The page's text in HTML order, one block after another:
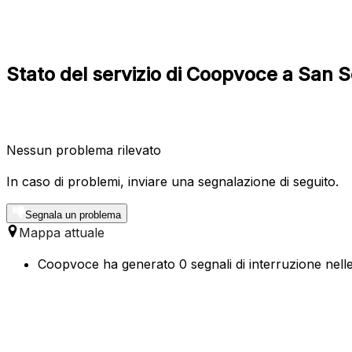
Stato del servizio di Coopvoce a San
Nessun problema rilevato
In caso di problemi, inviare una segnalazione di seguito.
Segnala un problema
Mappa attuale
Coopvoce ha generato 0 segnali di interruzione